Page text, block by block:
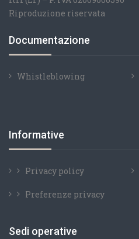
Riproduzione riservata
Documentazione
Whistleblowing
Informative
Privacy policy
Preferenze privacy
Sedi operative